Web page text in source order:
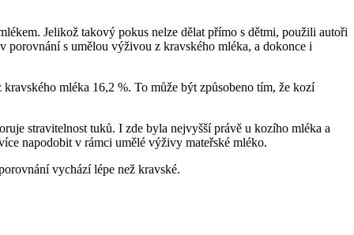
Jelikož takový pokus nelze dělat přímo s dětmi, použili autoři
s umělou výživou z kravského mléka, a dokonce i
mléka 16,2 %. To může být způsobeno tím, že kozí
stravitelnost tuků. I zde byla nejvyšší právě u kozího mléka a
napodobit v rámci umělé výživy mateřské mléko.
vychází lépe než kravské.